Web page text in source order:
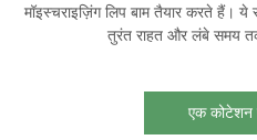
मॉइस्चराइज़िंग लिप बाम तैयार करते हैं।
तुरंत राहत और लंबे समय
एक कोटेशन